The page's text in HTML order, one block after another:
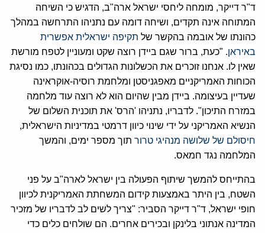
ד"ר דייקר, מומחה ליחסי ישראל ארה"ב, הדגיש כי השיחה
המתוחה אינה תקדים, ושיחה דומה עם נתניהו התרחשה במהלך
כהונתו של אובמה בהקשר של תקיפה ישראלית אפשרית
באיראן. "כעת, ברור שגם ביידן רוצה שקט ומעוניין לטפח מורשת
שאין לו. אנחנו זוכרים את הכשלונות הגדולים בכהונתו, כמו נסיגת
הכוחות האמריקניים מאפגניסטן ומלחמת רוסיה-אוקראינה
שעדיין בעיצומה. ביידן מבין שהיום הוא לא רוצה עוד מלחמה
במזרח התיכון". לדבריו, נתניהו 'הרס' את תוכנית השלום של
הנשיא האמריקני על ידי שינוי כיוון דרמטי במדיניות הישראלית,
חיסולם של שלושה מנהיגי טרור תוך מספר ימים, והמשך
המלחמה נגד חמאס.
בהתייחס להמשך שיתוף הפעולה בין ישראל לארה"ב על פני
השטח, בין היתר באמצעות קידום המשחתת האמריקנית לכיוון
חופי ישראל, ד"ר דייקר הסביר: "צריך לשים לב לדבריו של מזכיר
המדינה אנתוני בלינקן ובכירים אחרים. הם שולחים כלים כדי